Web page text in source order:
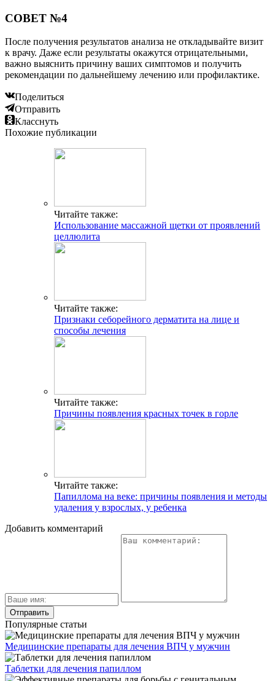
СОВЕТ №4
После получения результатов анализа не откладывайте визит
к врачу. Даже если результаты окажутся отрицательными,
важно выяснить причину ваших симптомов и получить
рекомендации по дальнейшему лечению или профилактике.
Поделиться
Отправить
Класснуть
Похожие публикации
Читайте также:
Использование массажной щетки от проявлений
целлюлита
Читайте также:
Признаки себорейного дерматита на лице и
способы лечения
Читайте также:
Причины появления красных точек в горле
Читайте также:
Папиллома на веке: причины появления и методы
удаления у взрослых, у ребенка
Добавить комментарий
Популярные статьи
Медицинские препараты для лечения ВПЧ у мужчин
Таблетки для лечения папиллом